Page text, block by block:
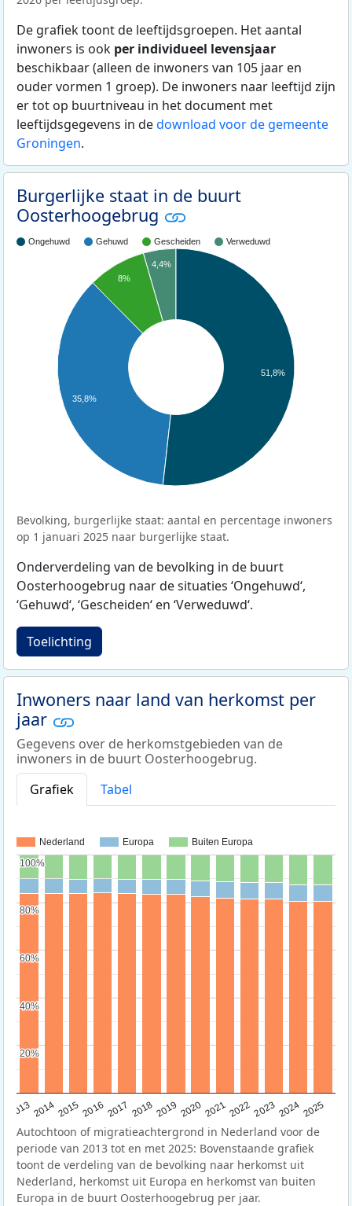
De grafiek toont de leeftijdsgroepen. Het aantal
inwoners is ook per individueel levensjaar
beschikbaar (alleen de inwoners van 105 jaar en
ouder vormen 1 groep). De inwoners naar leeftijd zijn
er tot op buurtniveau in het document met
leeftijdsgegevens in dedownload voor de gemeente
Groningen.
Burgerlijke staat in de buurt
Oosterhoogebrug
Ongehuwd Gehuwd Gescheiden Verweduwd
4,4%
8%
35,8%
51,8%
Bevolking, burgerlijke staat: aantal en percentage inwoners
op 1 januari 2025 naar burgerlijke staat.
Onderverdeling van de bevolking in de buurt
Oosterhoogebrug naar de situaties ‘Ongehuwd‘,
‘Gehuwd‘, ‘Gescheiden‘ en ‘Verweduwd‘.
Toelichting
Inwoners naar land van herkomst per
jaar
Gegevens over de herkomstgebieden van de
inwoners in de buurt Oosterhoogebrug.
Grafiek
Tabel
Nederland Europa Buiten Europa
20132014201520162017 20182019 202020212022202320242025
20%
20%
40%
40%
60%
60%
80%
80%
100%
100%
Autochtoon of migratieachtergrond in Nederland voor de
periode van 2013 tot en met 2025: Bovenstaande grafiek
toont de verdeling van de bevolking naar herkomst uit
Nederland, herkomst uit Europa en herkomst van buiten
Europa in de buurt Oosterhoogebrug per jaar.